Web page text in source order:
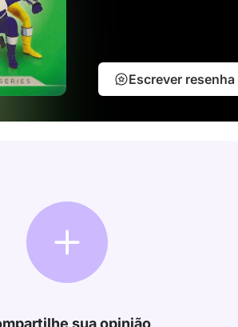
Escrever resenha
sua opinião